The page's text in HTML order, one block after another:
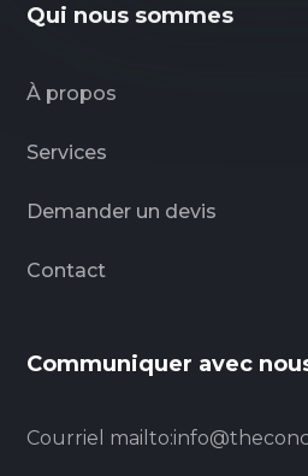
Qui nous sommes
À propos
Services
Demander un devis
Contact
Communiquer avec
Courriel